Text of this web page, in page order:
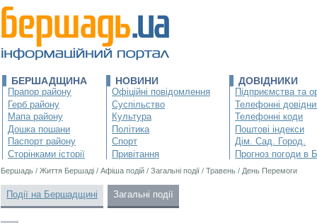
БЕРШАДЩИНА
Прапор району
Герб району
Мапа району
Дошка пошани
Паспорт району
Сторінками історії
НОВИНИ
Офіційні повідомлення
Суспільство
Культура
Політика
Спорт
Привітання
ДОВІДНИКИ
Підприємства та
Телефонні
Телефонні коди
Поштові індекси
Дім. Сад. Город.
Прогноз погоди в
Бершадь / Життя Бершаді / Афіша подій / Загальні події / Травень / День Перемоги
Події на Бершадщині Загальні події